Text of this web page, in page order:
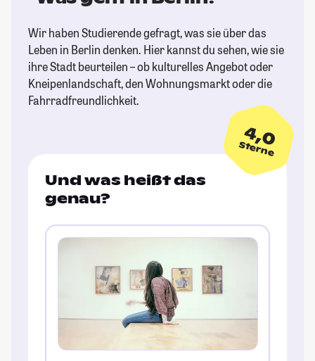
Wir haben Studierende gefragt, was sie über das
Leben in Berlin denken. Hier kannst du sehen, wie sie
ihre Stadt beurteilen – ob kulturelles Angebot oder
Kneipenlandschaft, den Wohnungsmarkt oder die
Fahrradfreundlichkeit.
4,0
Sterne
Und was heißt das
genau?